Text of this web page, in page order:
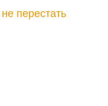
перестать